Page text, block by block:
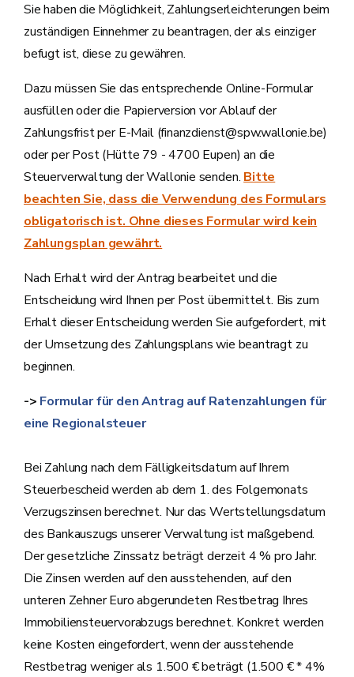
Sie haben die Möglichkeit, Zahlungserleichterungen beim
zuständigen Einnehmer zu beantragen, der als einziger
befugt ist, diese zu gewähren.
Dazu müssen Sie das entsprechende Online-Formular
ausfüllen oder die Papierversion vor Ablauf der
Zahlungsfrist per E-Mail (finanzdienst@spw.wallonie.be)
oder per Post (Hütte 79 - 4700 Eupen) an die
Steuerverwaltung der Wallonie senden. Bitte
beachten Sie, dass die Verwendung des Formulars
obligatorisch ist. Ohne dieses Formular wird kein
Zahlungsplan gewährt.
Nach Erhalt wird der Antrag bearbeitet und die
Entscheidung wird Ihnen per Post übermittelt. Bis zum
Erhalt dieser Entscheidung werden Sie aufgefordert, mit
der Umsetzung des Zahlungsplans wie beantragt zu
beginnen.
-> Formular für den Antrag auf Ratenzahlungen für
eine Regionalsteuer
Bei Zahlung nach dem Fälligkeitsdatum auf Ihrem
Steuerbescheid werden ab dem 1. des Folgemonats
Verzugszinsen berechnet. Nur das Wertstellungsdatum
des Bankauszugs unserer Verwaltung ist maßgebend.
Der gesetzliche Zinssatz beträgt derzeit 4 % pro Jahr.
Die Zinsen werden auf den ausstehenden, auf den
unteren Zehner Euro abgerundeten Restbetrag Ihres
Immobiliensteuervorabzugs berechnet. Konkret werden
keine Kosten eingefordert, wenn der ausstehende
Restbetrag weniger als 1.500 € beträgt (1.500 € * 4%